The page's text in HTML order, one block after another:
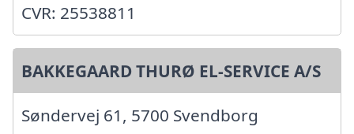
CVR: 25538811
BAKKEGAARD THURØ EL-SERVICE A/S
Søndervej 61, 5700 Svendborg